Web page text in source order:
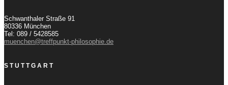
Schwanthaler Straße 91
80336 München
Tel: 089 / 5428585
muenchen@treffpunkt-philosophie.de
STUTTGART